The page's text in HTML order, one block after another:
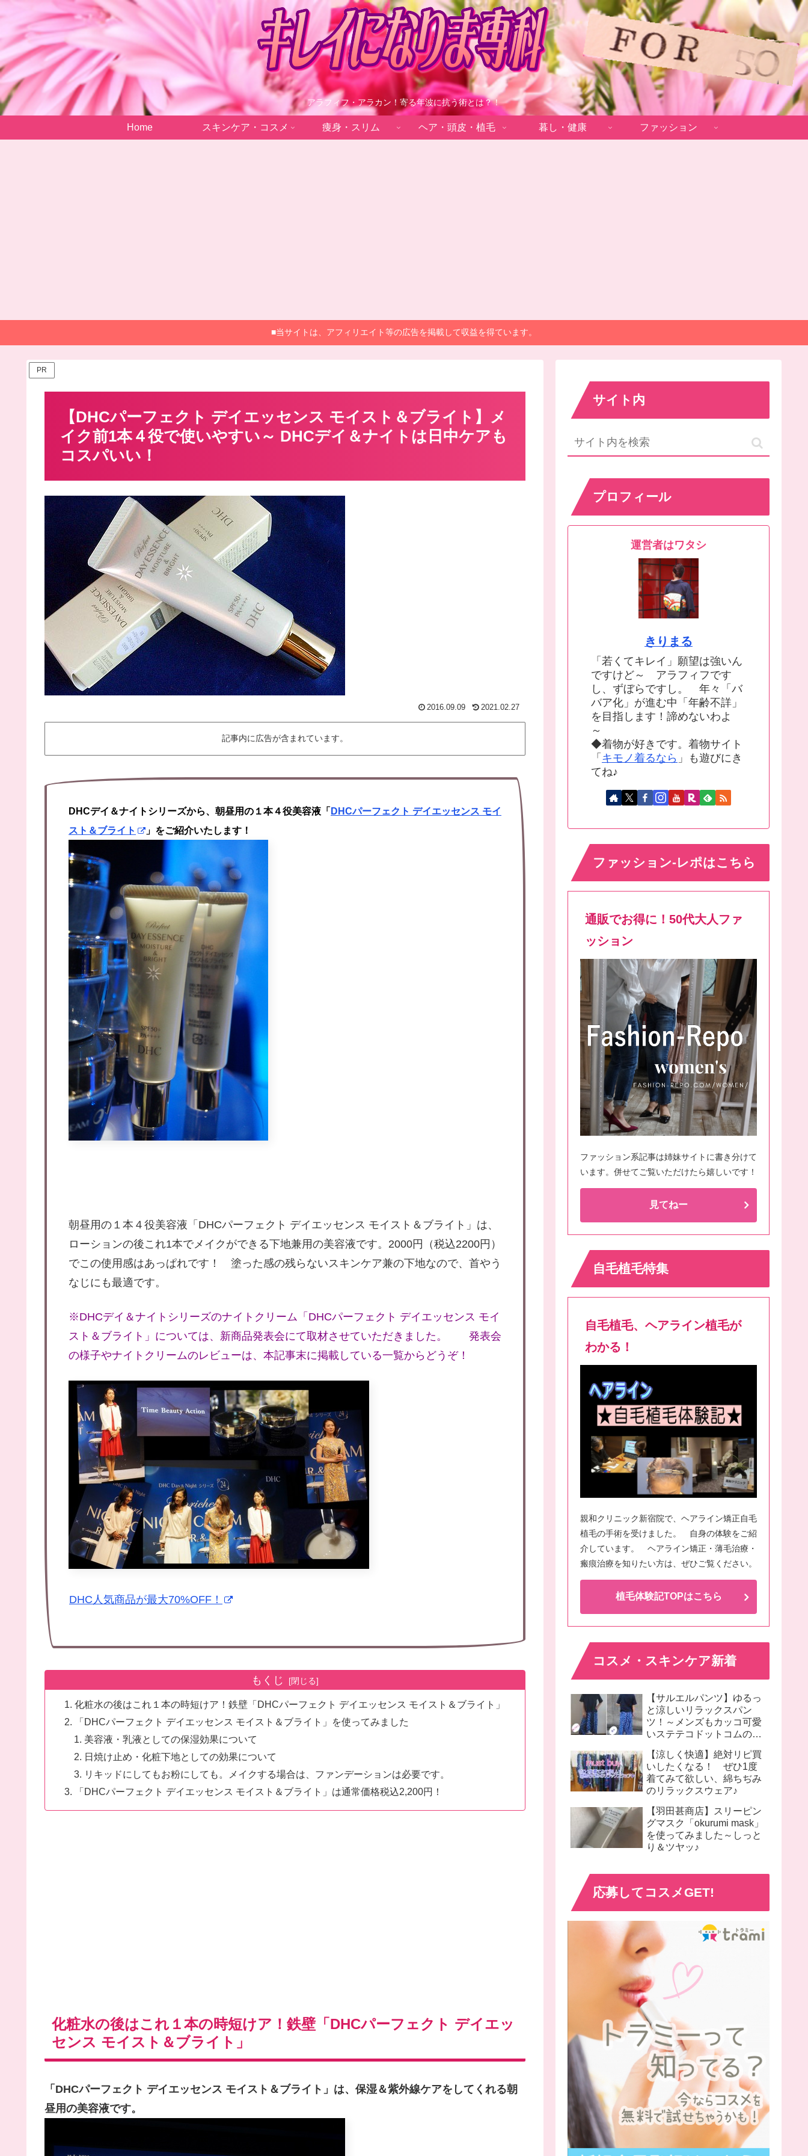
アラフィフ・アラカン！寄る年波に抗う術とは？！
Home スキンケア・コスメ 痩身・スリム ヘア・頭皮・植毛 暮し・健康 ファッション
■当サイトは、アフィリエイト等の広告を掲載して収益を得ています。
PR
【DHCパーフェクト デイエッセンス モイスト＆ブライト】メ
イク前1本４役で使いやすい～ DHCデイ＆ナイトは日中ケアも
コスパいい！
2016.09.09 2021.02.27
記事内に広告が含まれています。
DHCデイ＆ナイトシリーズから、朝昼用の１本４役美容液「 DHCパーフェクト デイエッセンス モイ
スト＆ブライト
」をご紹介いたします！
朝昼用の１本４役美容液「DHCパーフェクト デイエッセンス モイスト＆ブライト」は、
ローションの後これ1本でメイクができる下地兼用の美容液です。2000円（税込2200円）
でこの使用感はあっぱれです！ 塗った感の残らないスキンケア兼の下地なので、首やう
なじにも最適です。
※DHCデイ＆ナイトシリーズのナイトクリーム「DHCパーフェクト デイエッセンス モイ
スト＆ブライト」については、新商品発表会にて取材させていただきました。 発表会
の様子やナイトクリームのレビューは、本記事末に掲載している一覧からどうぞ！
DHC人気商品が最大70%OFF！
もくじ
化粧水の後はこれ１本の時短けア！鉄壁「DHCパーフェクト デイエッセンス モイスト＆ブライト」
「DHCパーフェクト デイエッセンス モイスト＆ブライト」を使ってみました
美容液・乳液としての保湿効果について
日焼け止め・化粧下地としての効果について
リキッドにしてもお粉にしても。メイクする場合は、ファンデーションは必要です。
「DHCパーフェクト デイエッセンス モイスト＆ブライト」は通常価格税込2,200円！
化粧水の後はこれ１本の時短けア！鉄壁「DHCパーフェクト デイエッ
センス モイスト＆ブライト」
「DHCパーフェクト デイエッセンス モイスト＆ブライト」は、保湿＆紫外線ケアをしてくれる朝
昼用の美容液です。
サイト内
プロフィール
運営者はワタシ
きりまる
「若くてキレイ」願望は強いん
ですけど～ アラフィフです
し、ずぼらですし。 年々「バ
バア化」が進む中「年齢不詳」
を目指します！諦めないわよ
～
◆着物が好きです。着物サイト
「 キモノ着るなら 」も遊びにき
てね♪
ファッション-レポはこちら
通販でお得に！50代大人ファ
ッション
ファッション系記事は姉妹サイトに書き分けて
います。併せてご覧いただけたら嬉しいです！
見てねー
自毛植毛特集
自毛植毛、ヘアライン植毛が
わかる！
親和クリニック新宿院で、ヘアライン矯正自毛
植毛の手術を受けました。 自身の体験をご紹
介しています。 ヘアライン矯正・薄毛治療・
瘢痕治療を知りたい方は、ぜひご覧ください。
植毛体験記TOPはこちら
コスメ・スキンケア新着
【サルエルパンツ】ゆるっ
と涼しいリラックスパン
ツ！～メンズもカッコ可愛
いステテコドットコムのモ
【涼しく快適】絶対リピ買
いしたくなる！ ぜひ1度
着てみて欲しい、綿ちぢみ
のリラックスウェア♪
【羽田甚商店】スリーピン
グマスク「okurumi mask」
を使ってみました～しっと
り＆ツヤッ♪
応募してコスメGET!